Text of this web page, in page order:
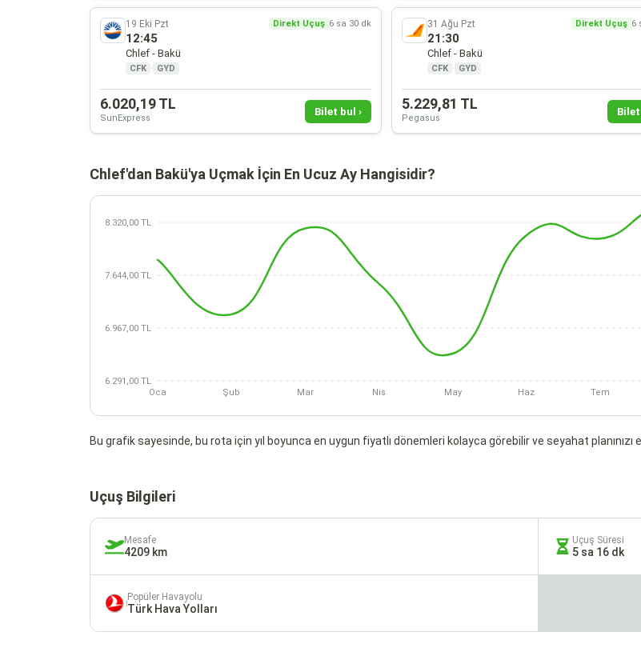
19 Eki Pzt Direkt Uçuş 6 sa 30 dk
12:45
Chlef - Bakü
CFK · GYD
6.020,19 TL
SunExpress
Bilet bul ›
31 Ağu Pzt Direkt Uçuş 6
21:30
Chlef - Bakü
CFK · GYD
5.229,81 TL
Pegasus
Bilet
Chlef'dan Bakü'ya Uçmak İçin En Ucuz Ay Hangisidir?
8.320,00 TL
7.644,00 TL
6.967,00 TL
6.291,00 TL
Oca
Şub Mar Nis May Haz Tem
Bu grafik sayesinde, bu rota için yıl boyunca en uygun fiyatlı dönemleri kolayca görebilir ve seyahat planınızı
Uçuş Bilgileri
Mesafe
4209 km
Uçuş Süresi
5 sa 16 dk
Popüler Havayolu
Türk Hava Yolları